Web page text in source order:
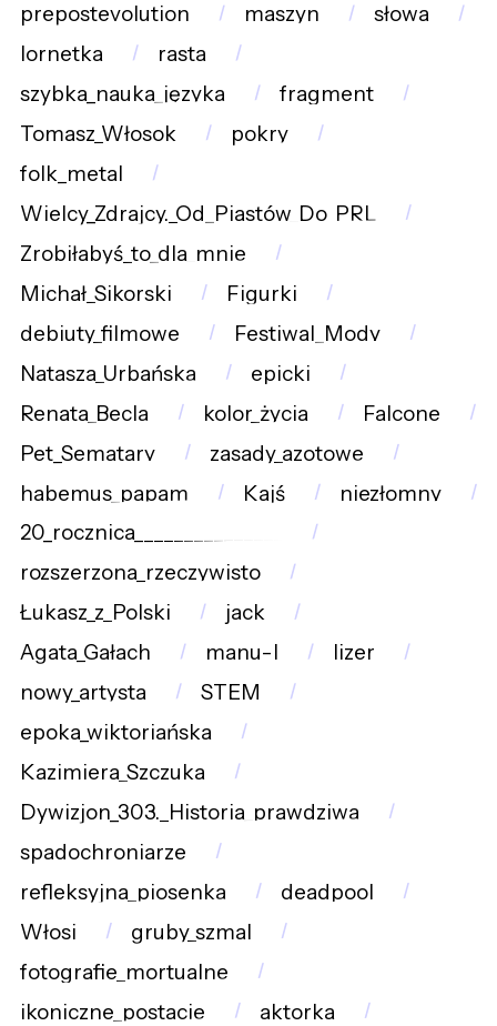
prepostevolution
maszyn
słowa
lornetka
rasta
szybka_nauka_języka
fragment
Tomasz_Włosok
pokry
folk_metal
Wielcy_Zdrajcy._Od_Piastów_Do_PRL
Zrobiłabyś_to_dla_mnie
Michał_Sikorski
Figurki
debiuty_filmowe
Festiwal_Mody
Natasza_Urbańska
epicki
Renata_Becla
kolor_życia
Falcone
Pet_Sematary
zasady_azotowe
habemus_papam
Kajś
niezłomny
20_rocznica_______________
rozszerzona_rzeczywisto
Łukasz_z_Polski
jack
Agata_Gałach
manu-l
lizer
nowy_artysta
STEM
epoka_wiktoriańska
Kazimiera_Szczuka
Dywizjon_303._Historia_prawdziwa
spadochroniarze
refleksyjna_piosenka
deadpool
Włosi
gruby_szmal
fotografie_mortualne
ikoniczne_postacie
aktorka